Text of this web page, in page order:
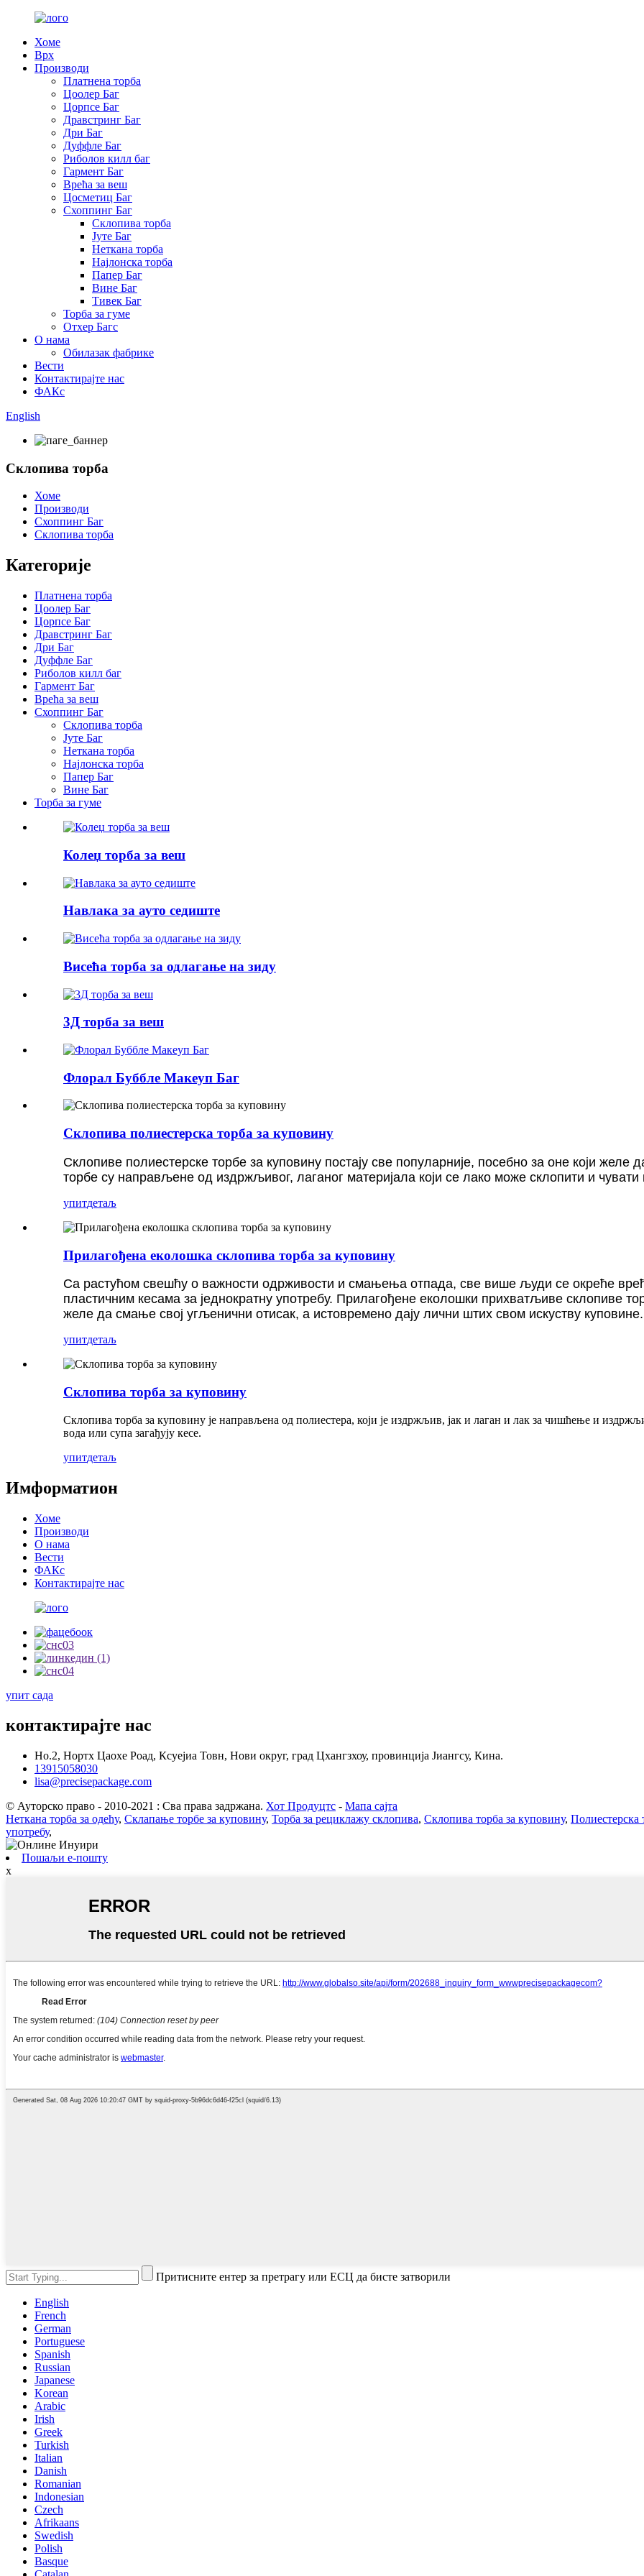
Хоме
Врх
Производи
Платнена торба
Цоолер Баг
Цорпсе Баг
Дравстринг Баг
Дри Баг
Дуффле Баг
Риболов килл баг
Гармент Баг
Врећа за веш
Цосметиц Баг
Схоппинг Баг
Склопива торба
Јуте Баг
Неткана торба
Најлонска торба
Папер Баг
Вине Баг
Тивек Баг
Торба за гуме
Отхер Багс
О нама
Обилазак фабрике
Вести
Контактирајте нас
ФАКс
English
Склопива торба
Хоме
Производи
Схоппинг Баг
Склопива торба
Категорије
Платнена торба
Цоолер Баг
Цорпсе Баг
Дравстринг Баг
Дри Баг
Дуффле Баг
Риболов килл баг
Гармент Баг
Врећа за веш
Схоппинг Баг
Склопива торба
Јуте Баг
Неткана торба
Најлонска торба
Папер Баг
Вине Баг
Торба за гуме
Колеџ торба за веш
Навлака за ауто седиште
Висећа торба за одлагање на зиду
3Д торба за веш
Флорал Буббле Макеуп Баг
Склопива полиестерска торба за куповину
Склопиве полиестерске торбе за куповину постају све популарније, посебно за оне који желе
торбе су направљене од издржљивог, лаганог материјала који се лако може склопити и чувати
упитдетаљ
Прилагођена еколошка склопива торба за куповину
Са растућом свешћу о важности одрживости и смањења отпада, све више људи се окреће
пластичним кесама за једнократну употребу. Прилагођене еколошки прихватљиве склопиве
желе да смање свој угљенични отисак, а истовремено дају лични штих свом искуству куповине.
упитдетаљ
Склопива торба за куповину
Склопива торба за куповину је направљена од полиестера, који је издржљив, јак и лаган и лак за чишћење и
вода или супа загађују кесе.
упитдетаљ
Имформатион
Хоме
Производи
О нама
Вести
ФАКс
Контактирајте нас
упит сада
контактирајте нас
Но.2, Нортх Цаохе Роад, Ксуејиа Товн, Нови округ, град Цхангзхоу, провинција Јиангсу, Кина.
13915058030
lisa@precisepackage.com
© Ауторско право - 2010-2021 : Сва права задржана. Хот Продуцтс - Мапа сајта
Неткана торба за одећу, Склапање торбе за куповину, Торба за рециклажу склопива, Склопива торба за куповину, Полиестерска
употребу,
Пошаљи е-пошту
x
Притисните ентер за претрагу или ЕСЦ да бисте затворили
English
French
German
Portuguese
Spanish
Russian
Japanese
Korean
Arabic
Irish
Greek
Turkish
Italian
Danish
Romanian
Indonesian
Czech
Afrikaans
Swedish
Polish
Basque